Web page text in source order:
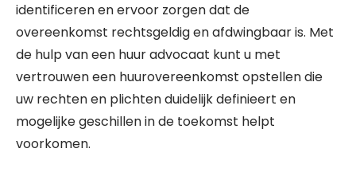
identificeren en ervoor zorgen dat de
overeenkomst rechtsgeldig en afdwingbaar is. Met
de hulp van een huur advocaat kunt u met
vertrouwen een huurovereenkomst opstellen die
uw rechten en plichten duidelijk definieert en
mogelijke geschillen in de toekomst helpt
voorkomen.